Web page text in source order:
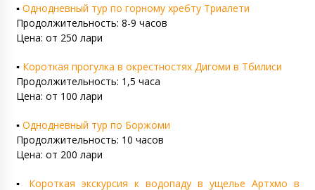
▪️ Однодневный тур по горному хребту Триалети
Продолжительность: 8-9 часов
Цена: от 250 лари
▪️ Короткая прогулка в окрестностях Дигоми в Тбилиси
Продолжительность: 1,5 часа
Цена: от 100 лари
▪️ Однодневный тур по Боржоми
Продолжительность: 10 часов
Цена: от 200 лари
▪️ Короткая экскурсия к водопаду в ущелье Артхмо в